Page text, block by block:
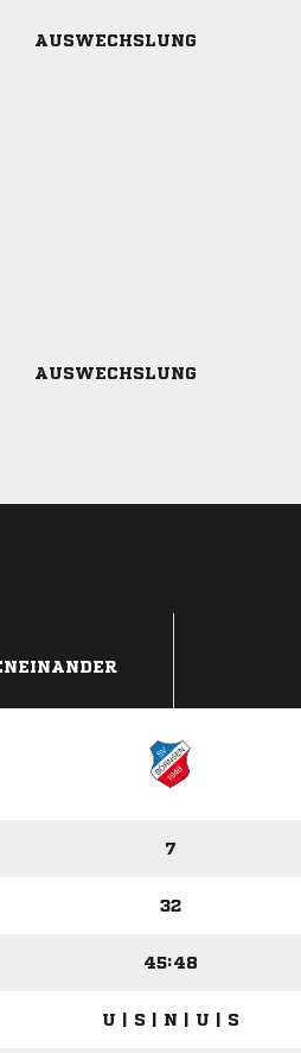
AUSWECHSLUNG
AUSWECHSLUNG
7
32
45:48
U | S | N | U | S